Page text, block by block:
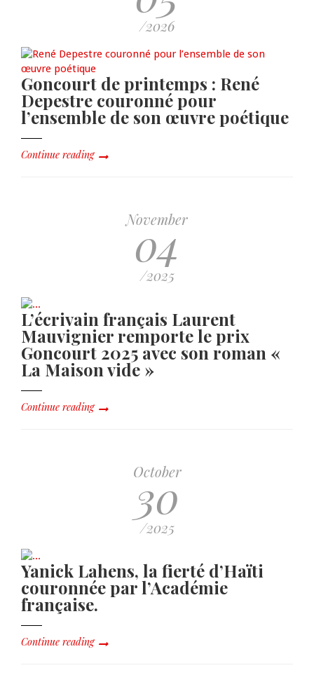
/2026
Goncourt de printemps : René
Depestre couronné pour
l’ensemble de son œuvre poétique
Continue reading
November
04
/2025
L’écrivain français Laurent
Mauvignier remporte le prix
Goncourt 2025 avec son roman «
La Maison vide »
Continue reading
October
30
/2025
Yanick Lahens, la fierté d’Haïti
couronnée par l’Académie
française.
Continue reading